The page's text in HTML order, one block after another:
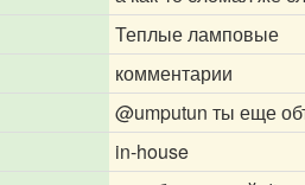
Теплые ламповые
комментарии
@umputun ты еще
in-house